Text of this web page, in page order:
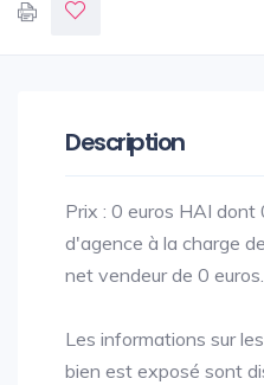
Description
Prix : 0 euros HAI dont
d'agence à la charge
net vendeur de 0 euros.
Les informations sur
bien est exposé sont